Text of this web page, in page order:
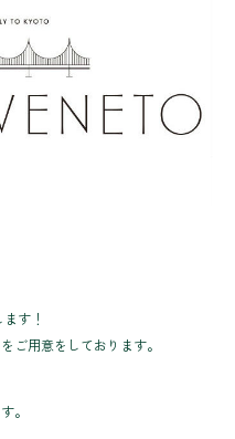
す！
ご用意をしております。
。